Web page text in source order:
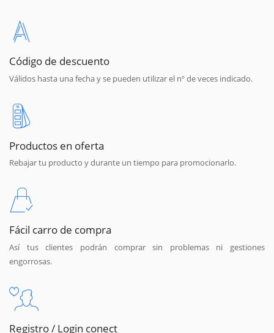
Código de descuento
Válidos hasta una fecha y se pueden utilizar el nº de veces indicado.
Productos en oferta
Rebajar tu producto y durante un tiempo para promocionarlo.
Fácil carro de compra
Así tus clientes podrán comprar sin problemas ni gestiones
engorrosas.
Registro / Login conect